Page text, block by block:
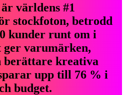
världens #1
stockfoton, betrodd
kunder runt om i
ger varumärken,
berättare kreativa
upp till 76 % i
budget.